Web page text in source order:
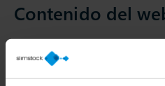
Contenido del
Fecha: miércoles 18 de